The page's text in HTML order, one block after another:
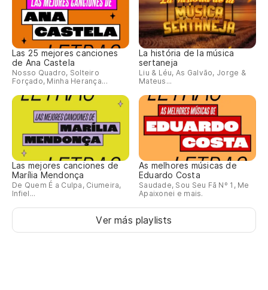
Las 25 mejores canciones
de Ana Castela
Nosso Quadro, Solteiro
Forçado, Minha Herança...
La história de la música
sertaneja
Liu & Léu, As Galvão, Jorge &
Mateus...
Las mejores canciones de
Marília Mendonça
De Quem É a Culpa, Ciumeira,
Infiel...
As melhores músicas de
Eduardo Costa
Saudade, Sou Seu Fã Nº 1, Me
Apaixonei e mais.
Ver más playlists